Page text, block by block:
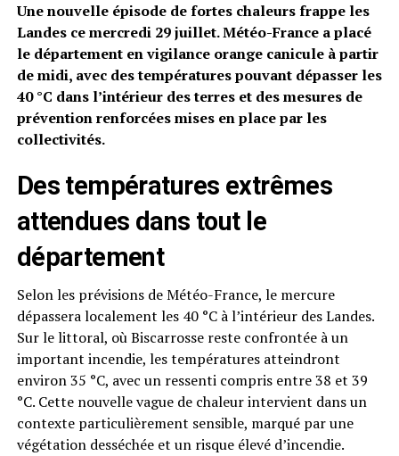
Une nouvelle épisode de fortes chaleurs frappe les
Landes ce mercredi 29 juillet. Météo-France a placé
le département en vigilance orange canicule à partir
de midi, avec des températures pouvant dépasser les
40 °C dans l’intérieur des terres et des mesures de
prévention renforcées mises en place par les
collectivités.
Des températures extrêmes
attendues dans tout le
département
Selon les prévisions de Météo-France, le mercure
dépassera localement les 40 °C à l’intérieur des Landes.
Sur le littoral, où Biscarrosse reste confrontée à un
important incendie, les températures atteindront
environ 35 °C, avec un ressenti compris entre 38 et 39
°C. Cette nouvelle vague de chaleur intervient dans un
contexte particulièrement sensible, marqué par une
végétation desséchée et un risque élevé d’incendie.